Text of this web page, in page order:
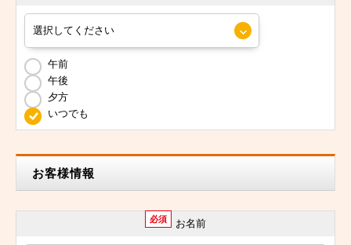
午前
午後
夕方
いつでも
お客様情報
必須 お名前